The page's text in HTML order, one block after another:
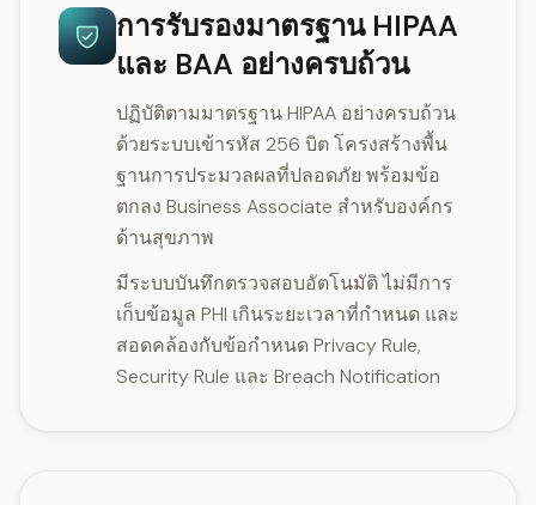
การรับรองมาตรฐาน HIPAA
และ BAA อย่างครบถ้วน
ปฏิบัติตามมาตรฐาน HIPAA อย่างครบถ้วน
ด้วยระบบเข้ารหัส 256 บิต โครงสร้างพื้น
ฐานการประมวลผลที่ปลอดภัย พร้อมข้อ
ตกลง Business Associate สำหรับองค์กร
ด้านสุขภาพ
มีระบบบันทึกตรวจสอบอัตโนมัติ ไม่มีการ
เก็บข้อมูล PHI เกินระยะเวลาที่กำหนด และ
สอดคล้องกับข้อกำหนด Privacy Rule,
Security Rule และ Breach Notification